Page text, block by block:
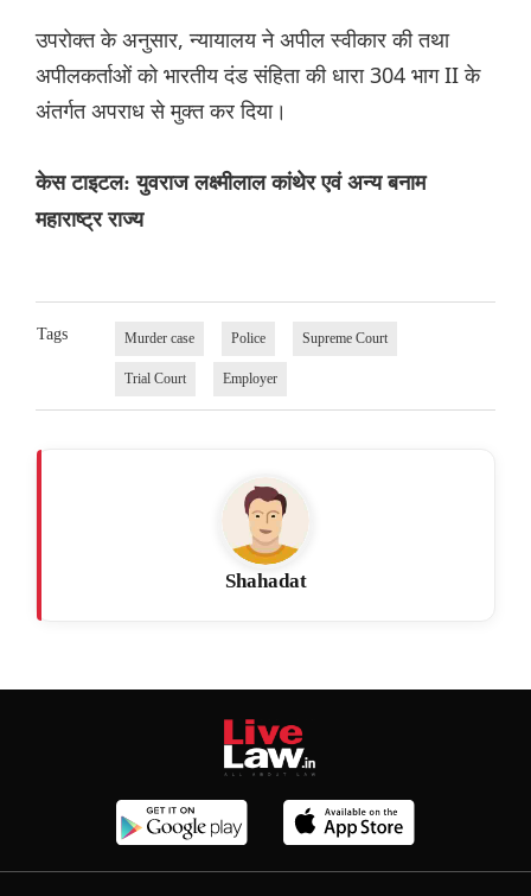
उपरोक्त के अनुसार, न्यायालय ने अपील स्वीकार की तथा
अपीलकर्ताओं को भारतीय दंड संहिता की धारा 304 भाग II के
अंतर्गत अपराध से मुक्त कर दिया।
केस टाइटल: युवराज लक्ष्मीलाल कांथेर एवं अन्य बनाम
महाराष्ट्र राज्य
Tags Murder case Police Supreme Court
Trial Court Employer
Shahadat